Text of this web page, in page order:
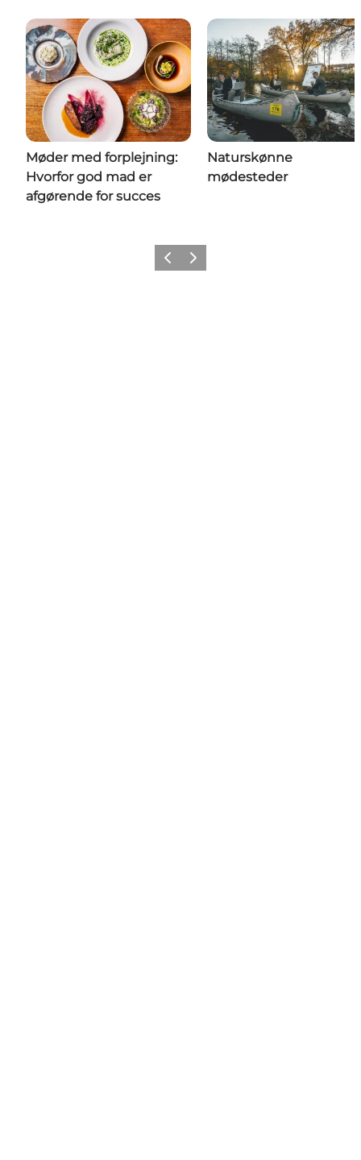
Møder med forplejning:
Hvorfor god mad er
afgørende for succes
Naturskønne
mødesteder
ForrigeNæste